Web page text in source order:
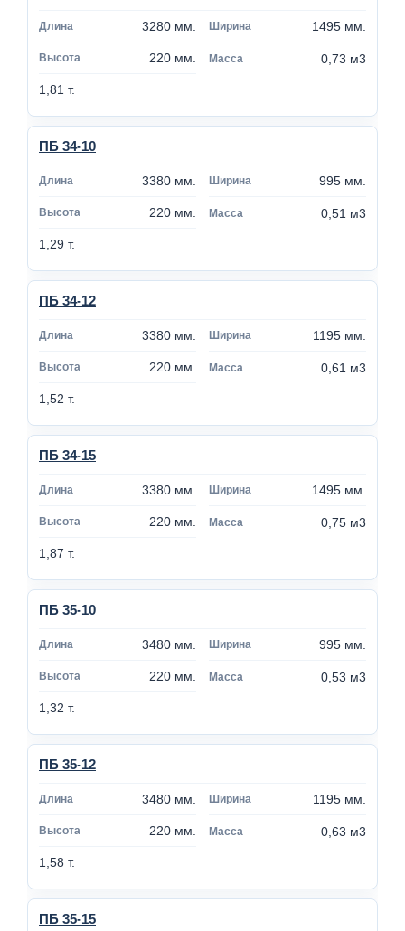
3280 мм. 1495 мм.
220 мм. 0,73 м3
1,81 т.
ПБ 34-10
3380 мм. 995 мм.
220 мм. 0,51 м3
1,29 т.
ПБ 34-12
3380 мм. 1195 мм.
220 мм. 0,61 м3
1,52 т.
ПБ 34-15
3380 мм. 1495 мм.
220 мм. 0,75 м3
1,87 т.
ПБ 35-10
3480 мм. 995 мм.
220 мм. 0,53 м3
1,32 т.
ПБ 35-12
3480 мм. 1195 мм.
220 мм. 0,63 м3
1,58 т.
ПБ 35-15